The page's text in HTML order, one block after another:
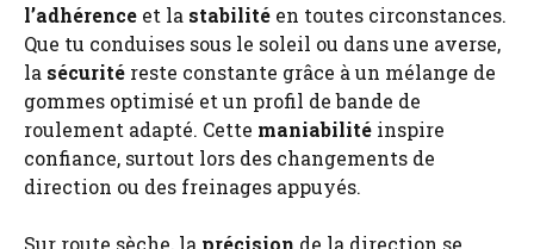
l’adhérence et la stabilité en toutes circonstances.
Que tu conduises sous le soleil ou dans une averse,
la sécurité reste constante grâce à un mélange de
gommes optimisé et un profil de bande de
roulement adapté. Cette maniabilité inspire
confiance, surtout lors des changements de
direction ou des freinages appuyés.
Sur route sèche, la précision de la direction se